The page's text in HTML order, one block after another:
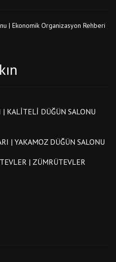
| Ekonomik Organizasyon Rehberi
KALITELI DÜĞÜN SALONU
| YAKAMOZ DÜĞÜN SALONU
| ZÜMRÜTEVLER